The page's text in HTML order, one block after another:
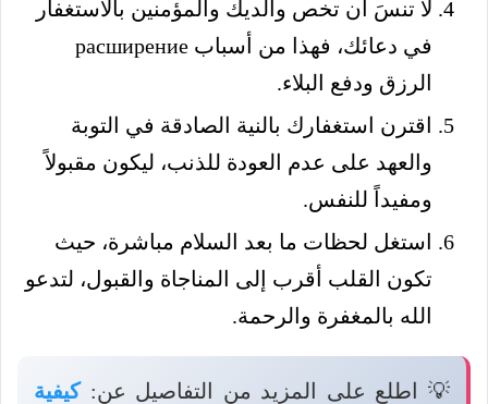
لا تنسَ أن تخص والديك والمؤمنين بالاستغفار
في دعائك، فهذا من أسباب расширение
الرزق ودفع البلاء.
اقترن استغفارك بالنية الصادقة في التوبة
والعهد على عدم العودة للذنب، ليكون مقبولاً
ومفيداً للنفس.
استغل لحظات ما بعد السلام مباشرة، حيث
تكون القلب أقرب إلى المناجاة والقبول، لتدعو
الله بالمغفرة والرحمة.
💡 اطلع على المزيد من التفاصيل عن:كيفية